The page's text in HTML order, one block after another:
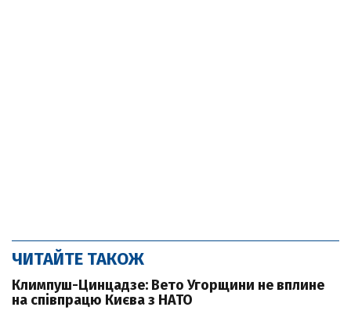
ЧИТАЙТЕ ТАКОЖ
Климпуш-Цинцадзе: Вето Угорщини не вплине
на співпрацю Києва з НАТО